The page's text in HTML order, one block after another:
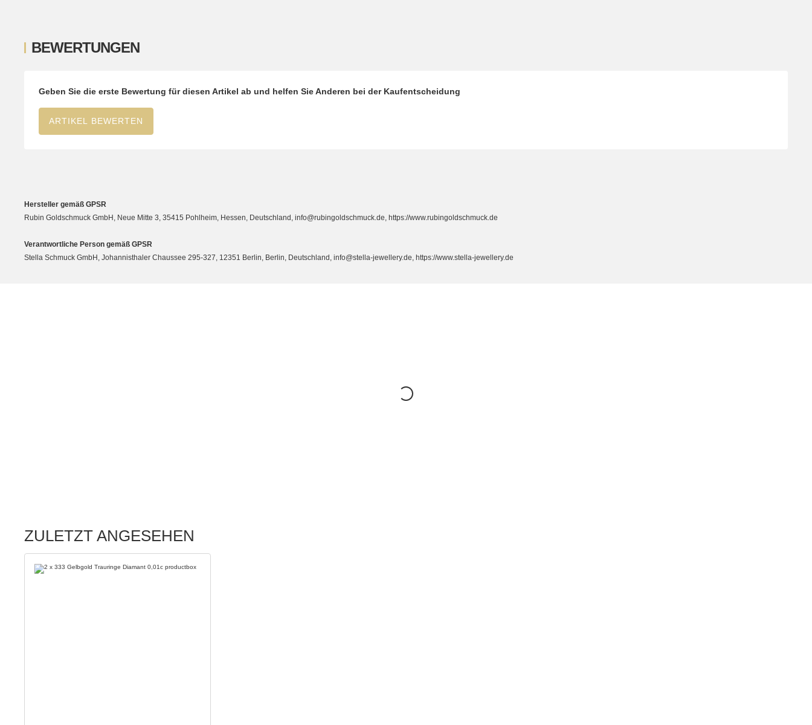
BEWERTUNGEN
Geben Sie die erste Bewertung für diesen Artikel ab und helfen Sie Anderen bei der Kaufentscheidung
ARTIKEL BEWERTEN
Hersteller gemäß GPSR
Rubin Goldschmuck GmbH, Neue Mitte 3, 35415 Pohlheim, Hessen, Deutschland, info@rubingoldschmuck.de, https://www.rubingoldschmuck.de
Verantwortliche Person gemäß GPSR
Stella Schmuck GmbH, Johannisthaler Chaussee 295-327, 12351 Berlin, Berlin, Deutschland, info@stella-jewellery.de, https://www.stella-jewellery.de
ZULETZT ANGESEHEN